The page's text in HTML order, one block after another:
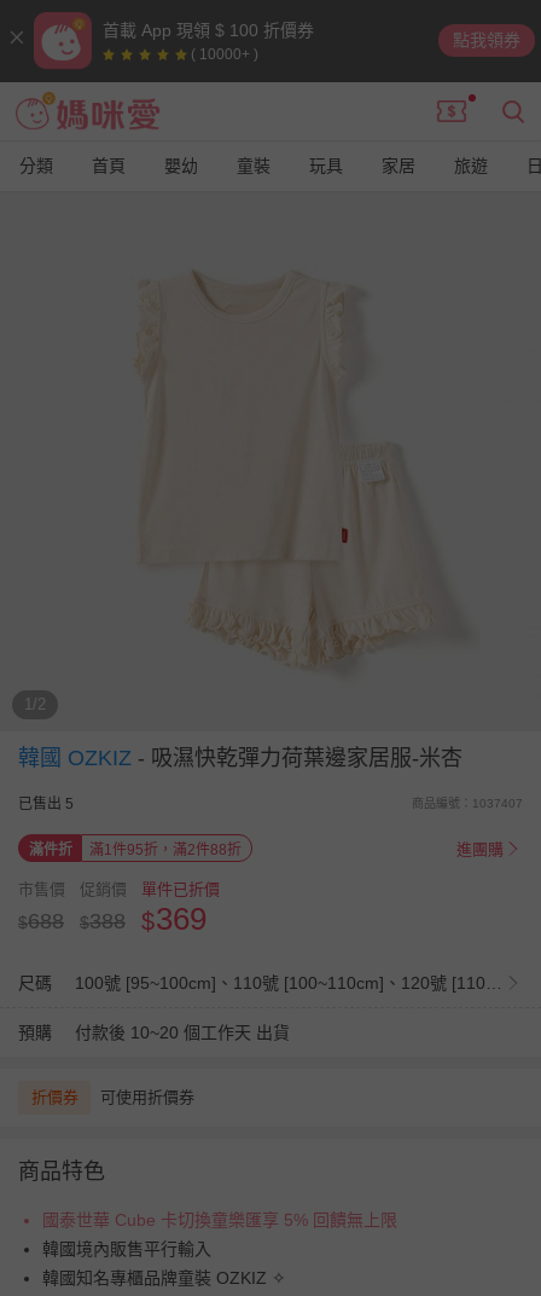
首載 App 現領 $ 100 折價券
( 10000+ )
點我領券
分類 首頁 嬰幼 童裝 玩具 家居 旅遊
1/2
韓國 OZKIZ - 吸濕快乾彈力荷葉邊家居服-米杏
已售出 5 商品編號：1037407
滿件折 滿1件95折，滿2件88折 進團購
市售價
$688
促銷價
$388
單件已折價
$369
尺碼
預購 付款後 10~20 個工作天 出貨
折價券 可使用折價券
商品特色
國泰世華 Cube 卡切換童樂匯享 5% 回饋無上限
韓國境內販售平行輸入
韓國知名專櫃品牌童裝 OZKIZ ✧